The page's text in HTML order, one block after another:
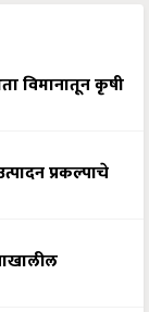
विमानातून कृषी
प्रकल्पाचे